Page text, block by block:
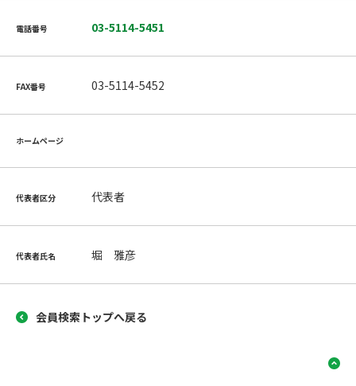
電話番号 03-5114-5451
FAX番号 03-5114-5452
ホームページ
代表者区分 代表者
代表者氏名 堀 雅彦
会員検索トップへ戻る